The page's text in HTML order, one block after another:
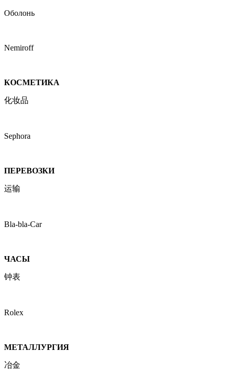
Оболонь
Nemiroff
КОСМЕТИКА
化妆品
Sephora
ПЕРЕВОЗКИ
运输
Bla-bla-Car
ЧАСЫ
钟表
Rolex
МЕТАЛЛУРГИЯ
冶金